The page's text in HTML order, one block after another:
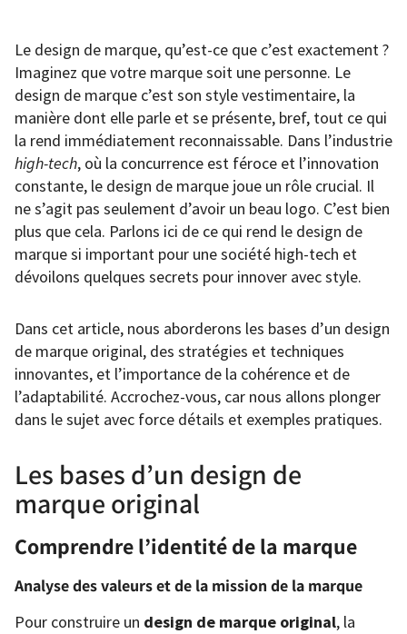
Le design de marque, qu’est-ce que c’est exactement ?
Imaginez que votre marque soit une personne. Le
design de marque c’est son style vestimentaire, la
manière dont elle parle et se présente, bref, tout ce qui
la rend immédiatement reconnaissable. Dans l’industrie
high-tech, où la concurrence est féroce et l’innovation
constante, le design de marque joue un rôle crucial. Il
ne s’agit pas seulement d’avoir un beau logo. C’est bien
plus que cela. Parlons ici de ce qui rend le design de
marque si important pour une société high-tech et
dévoilons quelques secrets pour innover avec style.
Dans cet article, nous aborderons les bases d’un design
de marque original, des stratégies et techniques
innovantes, et l’importance de la cohérence et de
l’adaptabilité. Accrochez-vous, car nous allons plonger
dans le sujet avec force détails et exemples pratiques.
Les bases d’un design de
marque original
Comprendre l’identité de la marque
Analyse des valeurs et de la mission de la marque
Pour construire un design de marque original, la